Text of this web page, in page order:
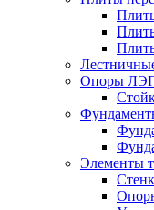
Опоры
Элементы